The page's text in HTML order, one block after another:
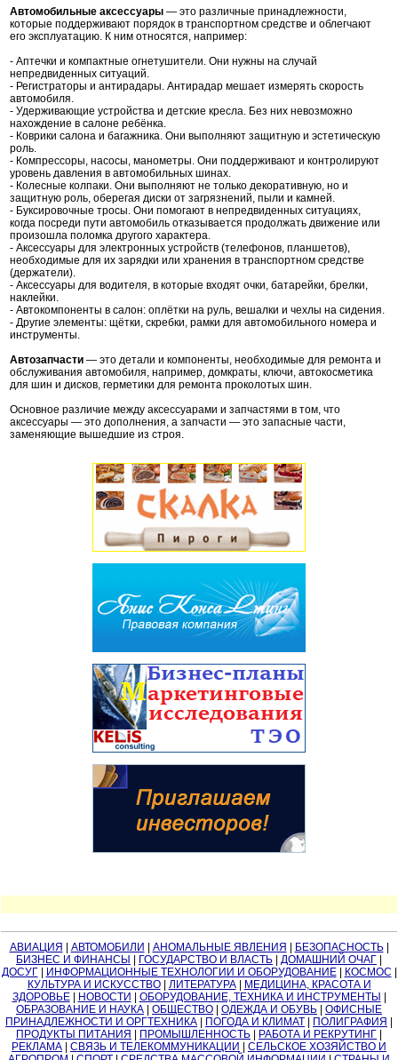
Автомобильные аксессуары — это различные принадлежности,
которые поддерживают порядок в транспортном средстве и облегчают
его эксплуатацию. К ним относятся, например:
- Аптечки и компактные огнетушители. Они нужны на случай
непредвиденных ситуаций.
- Регистраторы и антирадары. Антирадар мешает измерять скорость
автомобиля.
- Удерживающие устройства и детские кресла. Без них невозможно
нахождение в салоне ребёнка.
- Коврики салона и багажника. Они выполняют защитную и эстетическую
роль.
- Компрессоры, насосы, манометры. Они поддерживают и контролируют
уровень давления в автомобильных шинах.
- Колесные колпаки. Они выполняют не только декоративную, но и
защитную роль, оберегая диски от загрязнений, пыли и камней.
- Буксировочные тросы. Они помогают в непредвиденных ситуациях,
когда посреди пути автомобиль отказывается продолжать движение или
произошла поломка другого характера.
- Аксессуары для электронных устройств (телефонов, планшетов),
необходимые для их зарядки или хранения в транспортном средстве
(держатели).
- Аксессуары для водителя, в которые входят очки, батарейки, брелки,
наклейки.
- Автокомпоненты в салон: оплётки на руль, вешалки и чехлы на сидения.
- Другие элементы: щётки, скребки, рамки для автомобильного номера и
инструменты.
Автозапчасти — это детали и компоненты, необходимые для ремонта и
обслуживания автомобиля, например, домкраты, ключи, автокосметика
для шин и дисков, герметики для ремонта проколотых шин.
Основное различие между аксессуарами и запчастями в том, что
аксессуары — это дополнения, а запчасти — это запасные части,
заменяющие вышедшие из строя.
АВИАЦИЯ АВТОМОБИЛИ АНОМАЛЬНЫЕ ЯВЛЕНИЯ БЕЗОПАСНОСТЬ|
БИЗНЕС И ФИНАНСЫ
ГОСУДАРСТВО И ВЛАСТЬ ДОМАШНИЙ ОЧАГ
ДОСУГ| ИНФОРМАЦИОННЫЕ ТЕХНОЛОГИИ И ОБОРУДОВАНИЕ| КОСМОС
КУЛЬТУРА И ИСКУССТВО| ЛИТЕРАТУРА|
МЕДИЦИНА, КРАСОТА И
ЗДОРОВЬЕ| НОВОСТИ ОБОРУДОВАНИЕ, ТЕХНИКА И ИНСТРУМЕНТЫ
ОБРАЗОВАНИЕ И НАУКА
ОБЩЕСТВО ОДЕЖДА И ОБУВЬ
ОФИСНЫЕ
ПРИНАДЛЕЖНОСТИ И ОРГТЕХНИКА
ПОГОДА И КЛИМАТ ПОЛИГРАФИЯ
ПРОДУКТЫ ПИТАНИЯ
ПРОМЫШЛЕННОСТЬ РАБОТА И РЕКРУТИНГ
РЕКЛАМА
СВЯЗЬ И ТЕЛЕКОММУНИКАЦИИ
СЕЛЬСКОЕ ХОЗЯЙСТВО И